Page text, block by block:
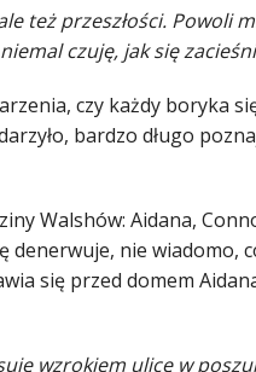
też przeszłości. Powoli
czuję, jak się
czy każdy boryka
bardzo długo
Walshów: Aidana,
denerwuje, nie wiadomo,
się przed domem
wzrokiem ulicę w